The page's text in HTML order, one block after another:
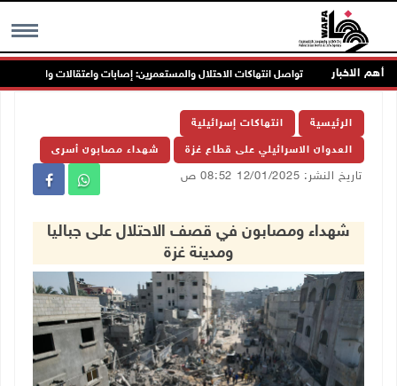
MENU أهم الاخبار تواصل انتهاكات الاحتلال والمستعمرين: إصابات واعتقالات واقتحامات
الرئيسية انتهاكات إسرائيلية
العدوان الاسرائيلي على قطاع غزة شهداء مصابون أسرى
تاريخ النشر: 12/01/2025 08:52 ص
شهداء ومصابون في قصف الاحتلال على جباليا
ومدينة غزة